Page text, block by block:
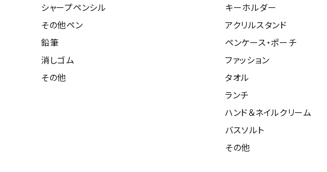
シャープペンシル
その他ペン
鉛筆
消しゴム
その他
キーホルダー
アクリルスタンド
ペンケース・ポーチ
ファッション
タオル
ランチ
ハンド＆ネイルクリーム
バスソルト
その他